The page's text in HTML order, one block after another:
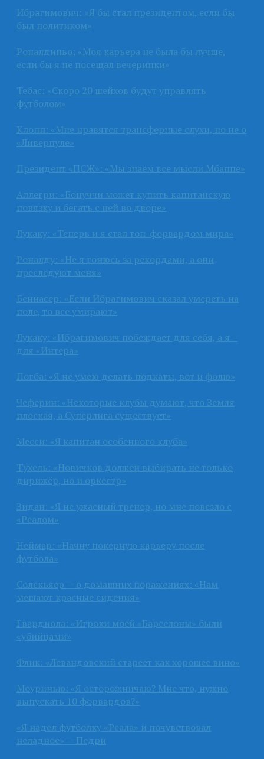
Ибрагимович: «Я бы стал президентом, если бы
был политиком»
Роналдиньо: «Моя карьера не была бы лучше,
если бы я не посещал вечеринки»
Тебас: «Скоро 20 шейхов будут управлять
футболом»
Клопп: «Мне нравятся трансферные слухи, но не о
«Ливерпуле»
Президент «ПСЖ»: «Мы знаем все мысли Мбаппе»
Аллегри: «Бонуччи может купить капитанскую
повязку и бегать с ней во дворе»
Лукаку: «Теперь и я стал топ-форвардом мира»
Роналду: «Не я гонюсь за рекордами, а они
преследуют меня»
Беннасер: «Если Ибрагимович сказал умереть на
поле, то все умирают»
Лукаку: «Ибрагимович побеждает для себя, а я –
для «Интера»
Погба: «Я не умею делать подкаты, вот и фолю»
Чеферин: «Некоторые клубы думают, что Земля
плоская, а Суперлига существует»
Месси: «Я капитан особенного клуба»
Тухель: «Новичков должен выбирать не только
дирижёр, но и оркестр»
Зидан: «Я не ужасный тренер, но мне повезло с
«Реалом»
Неймар: «Начну покерную карьеру после
футбола»
Солскьяер — о домашних поражениях: «Нам
мешают красные сидения»
Гвардиола: «Игроки моей «Барселоны» были
«убийцами»
Флик: «Левандовский стареет как хорошее вино»
Моуринью: «Я осторожничаю? Мне что, нужно
выпускать 10 форвардов?»
«Я надел футболку «Реала» и почувствовал
неладное» — Педри